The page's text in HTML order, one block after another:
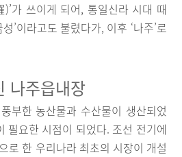
가 쓰이게 되어, 통일신라 시대 때
’이라고도 불렸다가, 이후 ‘나주’로
나주읍내장
부한 농산물과 수산물이 생산되었
필요한 시점이 되었다. 조선 전기에
로 한 우리나라 최초의 시장이 개설